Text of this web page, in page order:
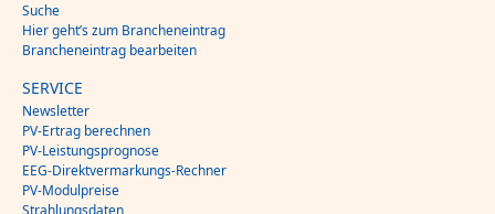
Suche
Hier geht’s zum Brancheneintrag
Brancheneintrag bearbeiten
SERVICE
Newsletter
PV-Ertrag berechnen
PV-Leistungsprognose
EEG-Direktvermarkungs-Rechner
PV-Modulpreise